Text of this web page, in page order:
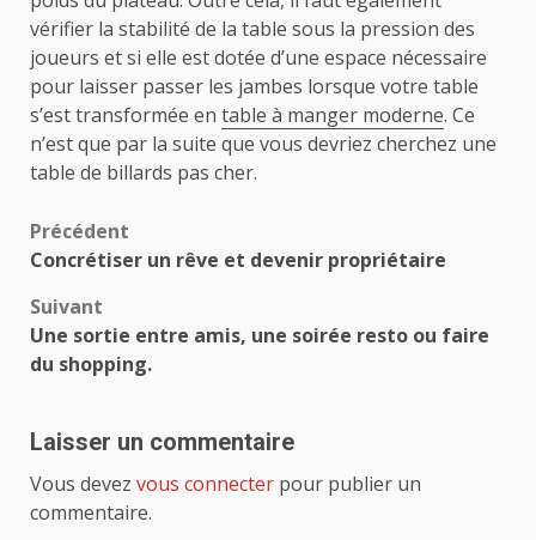
vérifier la stabilité de la table sous la pression des
joueurs et si elle est dotée d’une espace nécessaire
pour laisser passer les jambes lorsque votre table
s’est transformée en table à manger moderne. Ce
n’est que par la suite que vous devriez cherchez une
table de billards pas cher.
Navigation
Précédent
Concrétiser un rêve et devenir propriétaire
Suivant
Une sortie entre amis, une soirée resto ou faire
du shopping.
Laisser un commentaire
Vous devez vous connecter pour publier un
commentaire.